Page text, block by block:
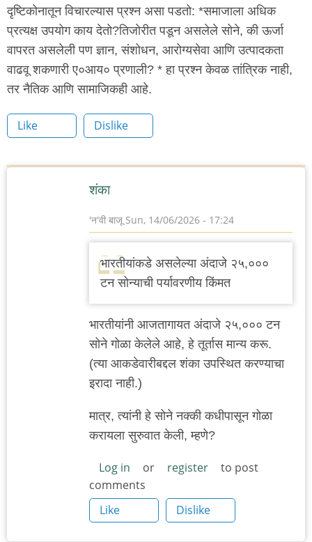
दृष्टिकोनातून विचारल्यास प्रश्न असा पडतो: *समाजाला अधिक
प्रत्यक्ष उपयोग काय देतो?तिजोरीत पडून असलेले सोने, की ऊर्जा
वापरत असलेली पण ज्ञान, संशोधन, आरोग्यसेवा आणि उत्पादकता
वाढवू शकणारी ए०आय० प्रणाली? * हा प्रश्न केवळ तांत्रिक नाही,
तर नैतिक आणि सामाजिकही आहे.
Like Dislike
शंका
'न'वी बाजूSun, 14/06/2026 - 17:24
भारतीयांकडे असलेल्या अंदाजे २५,०००
टन सोन्याची पर्यावरणीय किंमत
भारतीयांनी आजतागायत अंदाजे २५,००० टन
सोने गोळा केलेले आहे, हे तूर्तास मान्य करू.
(त्या आकडेवारीबद्दल शंका उपस्थित करण्याचा
इरादा नाही.)
मात्र, त्यांनी हे सोने नक्की कधीपासून गोळा
करायला सुरुवात केली, म्हणे?
Log in or register
to post
comments
Like
Dislike